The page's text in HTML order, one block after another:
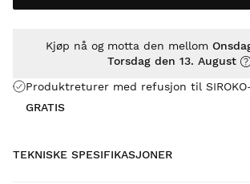
Produktreturer med refusjon til
GRATIS
Kjøp nå og motta den mellom
Torsdag den 13. August
TEKNISKE SPESIFIKASJONER